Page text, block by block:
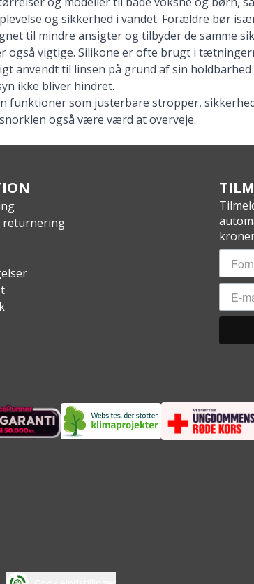
og sikkerhed i vandet. Forældre bør
til mindre ansigter og tilbyder de samme
også vigtige. Silikone er ofte brugt i
anvendt til linsen på grund af sin
ikke bliver hindret.
funktioner som justerbare stropper,
også være værd at overveje.
returnering